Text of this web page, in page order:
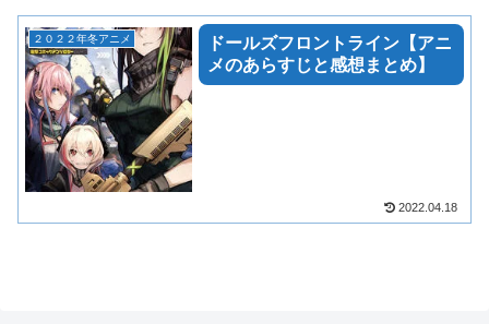
２０２２年冬アニメ
ドールズフロントライン【アニ
メのあらすじと感想まとめ】
2022.04.18